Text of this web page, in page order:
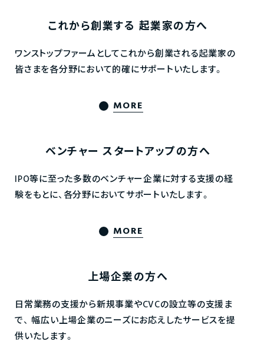
これから創業する 起業家の方へ
ワンストップファームとしてこれから創業される起業家の
皆さまを各分野において的確にサポートいたします。
MORE
ベンチャー スタートアップの方へ
IPO等に至った多数のベンチャー企業に対する支援の経
験をもとに、各分野においてサポートいたします。
MORE
上場企業の方へ
日常業務の支援から新規事業やCVCの設立等の支援ま
で、 幅広い上場企業のニーズにお応えしたサービスを提
供いたします。